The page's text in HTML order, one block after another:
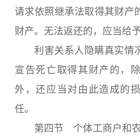
请求依照继承法取得其财产
财产。无法返还的，应当给
利害关系人隐瞒真实情
宣告死亡取得其财产的，
外，还应当对由此造成的
任。
第四节 个体工商户和农